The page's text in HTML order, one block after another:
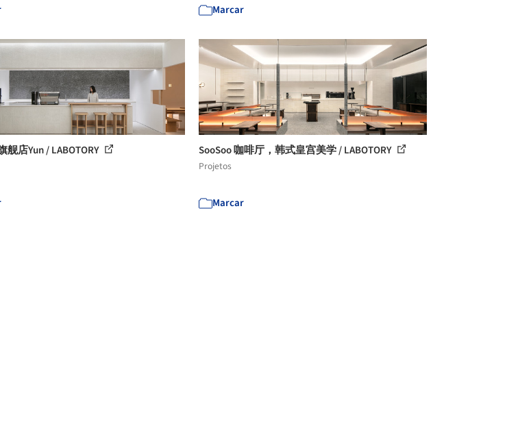
Marcar
舰店Yun / LABOTORY SooSoo 咖啡厅，韩式皇宫美学 / LABOTORY
Projetos
Marcar